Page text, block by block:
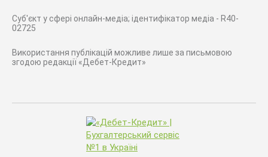
Суб'єкт у сфері онлайн-медіа; ідентифікатор медіа - R40-
02725
Використання публікацій можливе лише за письмовою
згодою редакції «Дебет-Кредит»